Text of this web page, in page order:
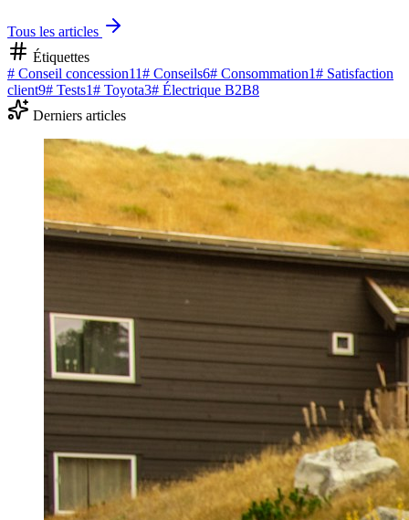
Tous les articles
Étiquettes
# Conseil concession11# Conseils6# Consommation1# Satisfaction
client9# Tests1# Toyota3# Électrique B2B8
Derniers articles